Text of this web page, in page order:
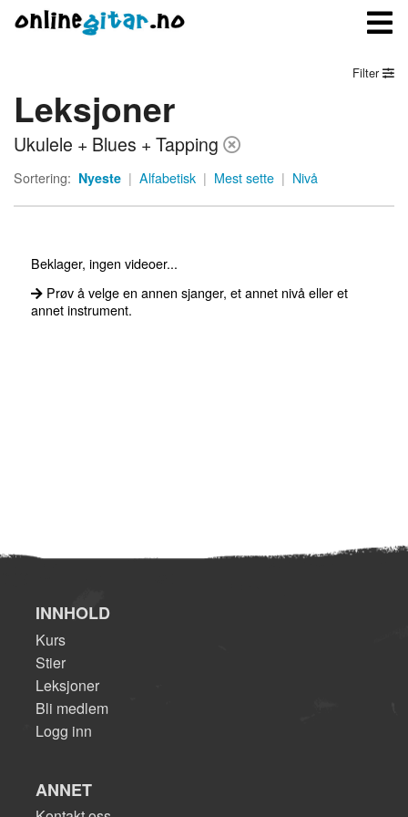
Meny
Logg inn
Filter
Leksjoner
Ukulele + Blues + Tapping
Sortering: Nyeste | Alfabetisk | Mest sette | Nivå
Beklager, ingen videoer...
Prøv å velge en annen sjanger, et annet nivå eller et
annet instrument.
INNHOLD
Kurs
Stier
Leksjoner
Bli medlem
Logg inn
ANNET